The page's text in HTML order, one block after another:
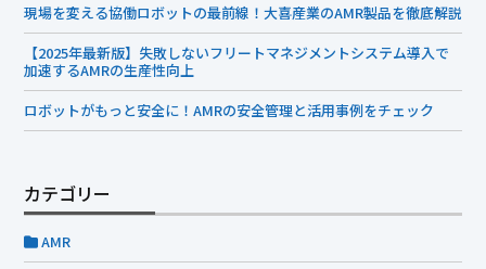
現場を変える協働ロボットの最前線！大喜産業のAMR製品を徹底解説
【2025年最新版】失敗しないフリートマネジメントシステム導入で
加速するAMRの生産性向上
ロボットがもっと安全に！AMRの安全管理と活用事例をチェック
カテゴリー
AMR